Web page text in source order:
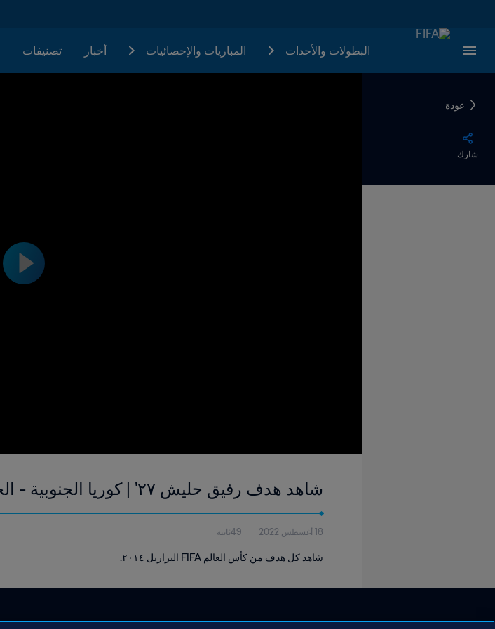
البطولات والأحدات المباريات والإحصائيات أخبار تصنيفات
عودة
شارك
شاهد هدف رفيق حليش ٢٧' | كوريا الجنوبية - الجزائر | كأس العالم FIFA البرازيل ٢٠١٤
18 أغسطس 2022 49ثانية
شاهد كل هدف من كأس العالم FIFA البرازيل ٢٠١٤.